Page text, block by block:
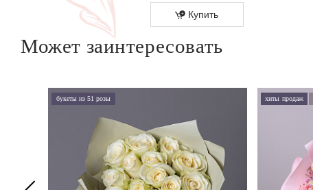
Купить
Может заинтересовать
букеты из 51 розы хиты продаж